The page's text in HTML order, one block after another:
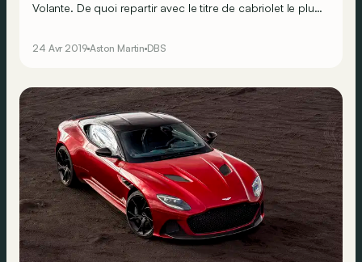
Volante. De quoi repartir avec le titre de cabriolet le plus
24 Avr 2019 Aston Martin DBS